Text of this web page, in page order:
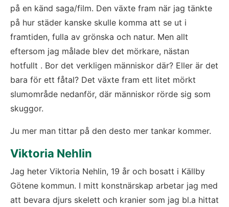
på en känd saga/film. Den växte fram när jag tänkte
på hur städer kanske skulle komma att se ut i
framtiden, fulla av grönska och natur. Men allt
eftersom jag målade blev det mörkare, nästan
hotfullt . Bor det verkligen människor där? Eller är det
bara för ett fåtal? Det växte fram ett litet mörkt
slumområde nedanför, där människor rörde sig som
skuggor.
Ju mer man tittar på den desto mer tankar kommer.
Viktoria Nehlin
Jag heter Viktoria Nehlin, 19 år och bosatt i Källby
Götene kommun. I mitt konstnärskap arbetar jag med
att bevara djurs skelett och kranier som jag bl.a hittat